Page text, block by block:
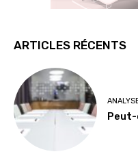
ARTICLES RÉCENTS